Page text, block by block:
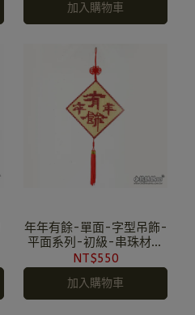
加入購物車
年年有餘-單面-字型吊飾-
平面系列-初級-串珠材料
包
NT$550
加入購物車